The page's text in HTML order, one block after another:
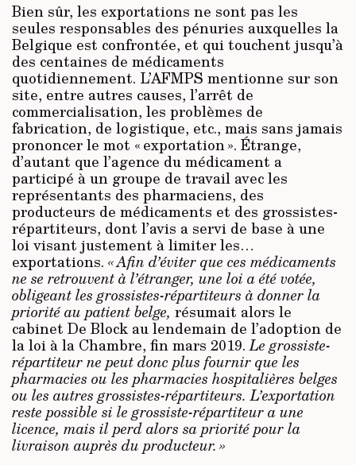
Bien sûr, les exportations ne sont pas les
seules responsables des pénuries auxquelles la
Belgique est confrontée, et qui touchent jusqu’à
des centaines de médicaments
quotidiennement. L’AFMPS mentionne sur son
site, entre autres causes, l’arrêt de
commercialisation, les problèmes de
fabrication, de logistique, etc., mais sans jamais
prononcer le mot « exportation ». Étrange,
d’autant que l’agence du médicament a
participé à un groupe de travail avec les
représentants des pharmaciens, des
producteurs de médicaments et des grossistes-
répartiteurs, dont l’avis a servi de base à une
loi visant justement à limiter les…
exportations. « Afin d’éviter que ces médicaments
ne se retrouvent à l’étranger, une loi a été votée,
obligeant les grossistes-répartiteurs à donner la
priorité au patient belge, résumait alors le
cabinet De Block au lendemain de l’adoption de
la loi à la Chambre, fin mars 2019.Le grossiste-
répartiteur ne peut donc plus fournir que les
pharmacies ou les pharmacies hospitalières belges
ou les autres grossistes-répartiteurs. L’exportation
reste possible si le grossiste-répartiteur a une
licence, mais il perd alors sa priorité pour la
livraison auprès du producteur. »